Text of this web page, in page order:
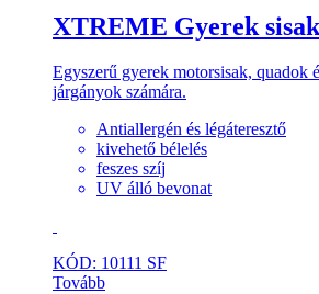
XTREME Gyerek
Egyszerű gyerek motorsisak, quadok
járgányok számára.
Antiallergén és légáteresztő
kivehető bélelés
feszes szíj
UV álló bevonat
KÓD: 10111 SF
Tovább